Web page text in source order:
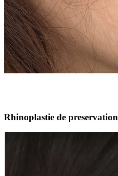
Rhinoplastie de preservation